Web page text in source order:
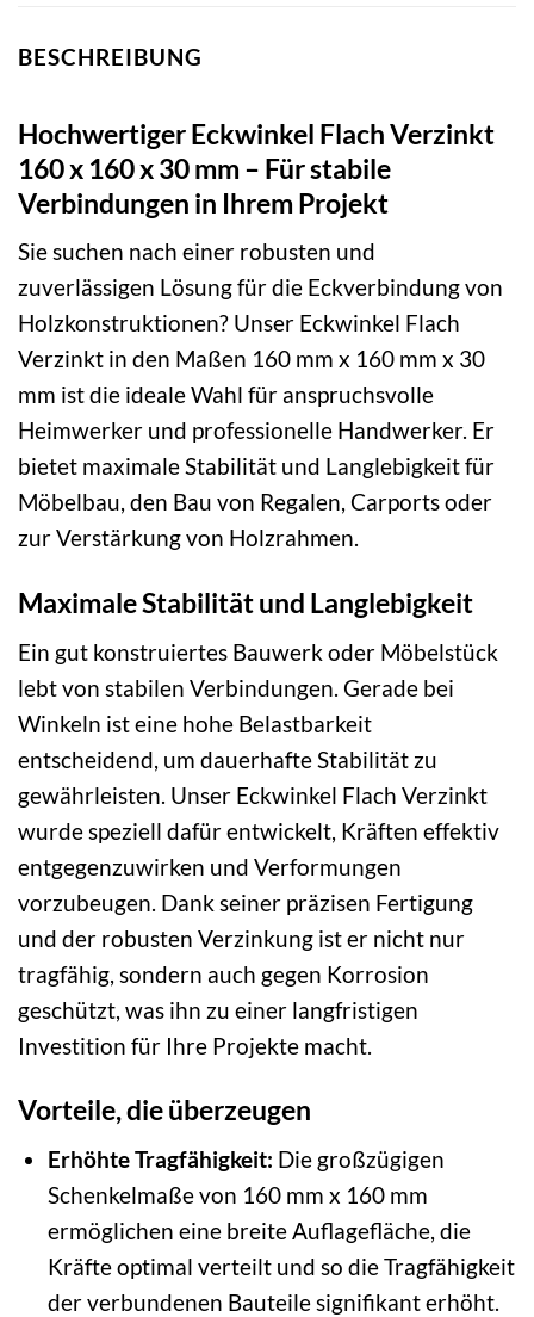
BESCHREIBUNG
Hochwertiger Eckwinkel Flach Verzinkt
160 x 160 x 30 mm – Für stabile
Verbindungen in Ihrem Projekt
Sie suchen nach einer robusten und
zuverlässigen Lösung für die Eckverbindung von
Holzkonstruktionen? Unser Eckwinkel Flach
Verzinkt in den Maßen 160 mm x 160 mm x 30
mm ist die ideale Wahl für anspruchsvolle
Heimwerker und professionelle Handwerker. Er
bietet maximale Stabilität und Langlebigkeit für
Möbelbau, den Bau von Regalen, Carports oder
zur Verstärkung von Holzrahmen.
Maximale Stabilität und Langlebigkeit
Ein gut konstruiertes Bauwerk oder Möbelstück
lebt von stabilen Verbindungen. Gerade bei
Winkeln ist eine hohe Belastbarkeit
entscheidend, um dauerhafte Stabilität zu
gewährleisten. Unser Eckwinkel Flach Verzinkt
wurde speziell dafür entwickelt, Kräften effektiv
entgegenzuwirken und Verformungen
vorzubeugen. Dank seiner präzisen Fertigung
und der robusten Verzinkung ist er nicht nur
tragfähig, sondern auch gegen Korrosion
geschützt, was ihn zu einer langfristigen
Investition für Ihre Projekte macht.
Vorteile, die überzeugen
Erhöhte Tragfähigkeit: Die großzügigen
Schenkelmaße von 160 mm x 160 mm
ermöglichen eine breite Auflagefläche, die
Kräfte optimal verteilt und so die Tragfähigkeit
der verbundenen Bauteile signifikant erhöht.